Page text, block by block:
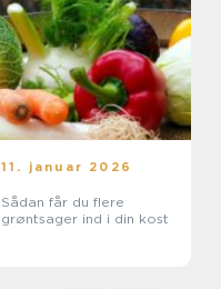
11. januar 2026
Sådan får du flere
grøntsager ind i din kost